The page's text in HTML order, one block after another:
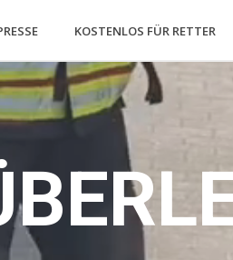
KOSTENLOS FÜR RETTER